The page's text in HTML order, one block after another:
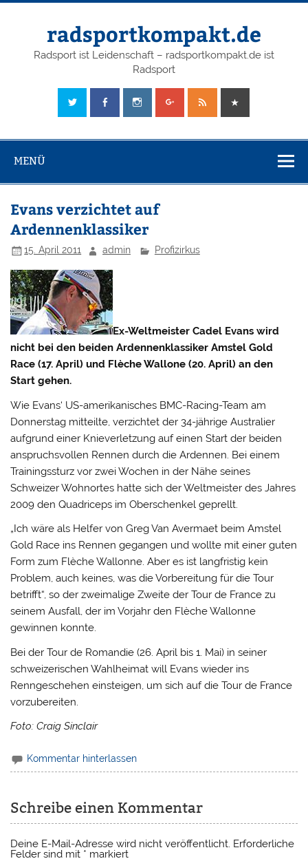
radsportkompakt.de
Radsport ist Leidenschaft – radsportkompakt.de ist
Radsport
MENÜ
Evans verzichtet auf
Ardennenklassiker
15. April 2011 admin Profizirkus
Ex-Weltmeister Cadel Evans wird
nicht bei den beiden Ardennenklassiker Amstel Gold
Race (17. April) und Flèche Wallone (20. April) an den
Start gehen.
Wie Evans‘ US-amerikanisches BMC-Racing-Team am
Donnerstag mitteilte, verzichtet der 34-jährige Australier
aufgrund einer Knieverletzung auf einen Start der beiden
anspruchsvollen Rennen durch die Ardennen. Bei einem
Trainingssturz vor zwei Wochen in der Nähe seines
Schweizer Wohnortes hatte sich der Weltmeister des Jahres
2009 den Quadriceps im Oberschenkel geprellt.
„Ich wäre als Helfer von Greg Van Avermaet beim Amstel
Gold Race ins Rennen gegangen und wollte mit einer guten
Form zum Flèche Wallonne. Aber es ist langfristig kein
Problem, auch keines, was die Vorbereitung für die Tour
betrifft“, so der zweimalige Zweite der Tour de France zu
seinem Ausfall, der im Vorjahr den Flèche Wallonne
gewinnen konnte.
Bei der Tour de Romandie (26. April bis 1. Mai) in seiner
schweizerischen Wahlheimat will Evans wieder ins
Renngeschehen einsteigen, um sich auf die Tour de France
vorzubereiten.
Foto: Craig Sinclair
Kommentar hinterlassen
Schreibe einen Kommentar
Deine E-Mail-Adresse wird nicht veröffentlicht. Erforderliche
Felder sind mit * markiert